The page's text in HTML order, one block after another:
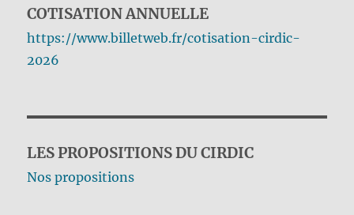
COTISATION ANNUELLE
https://www.billetweb.fr/cotisation-cirdic-
2026
LES PROPOSITIONS DU CIRDIC
Nos propositions